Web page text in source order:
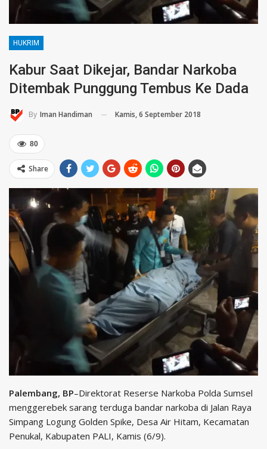
HUKRIM
Kabur Saat Dikejar, Bandar Narkoba
Ditembak Punggung Tembus Ke Dada
By Iman Handiman Kamis, 6 September 2018
80
Share
Palembang, BP–Direktorat Reserse Narkoba Polda Sumsel
menggerebek sarang terduga bandar narkoba di Jalan Raya
Simpang Logung Golden Spike, Desa Air Hitam, Kecamatan
Penukal, Kabupaten PALI, Kamis (6/9).